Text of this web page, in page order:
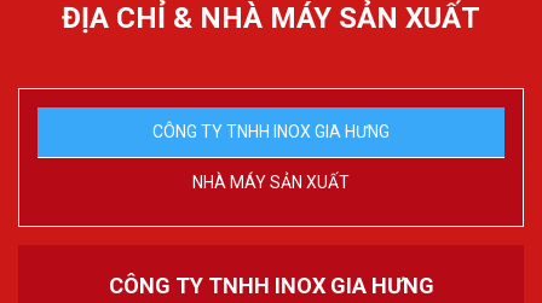
ĐỊA CHỈ & NHÀ MÁY SẢN XUẤT
CÔNG TY TNHH INOX GIA HƯNG
NHÀ MÁY SẢN XUẤT
CÔNG TY TNHH INOX GIA HƯNG